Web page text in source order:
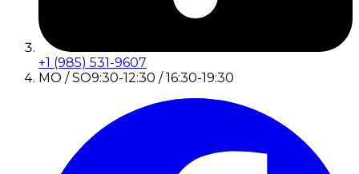
+1 (985) 531-9607
MO / SO9:30-12:30 / 16:30-19:30